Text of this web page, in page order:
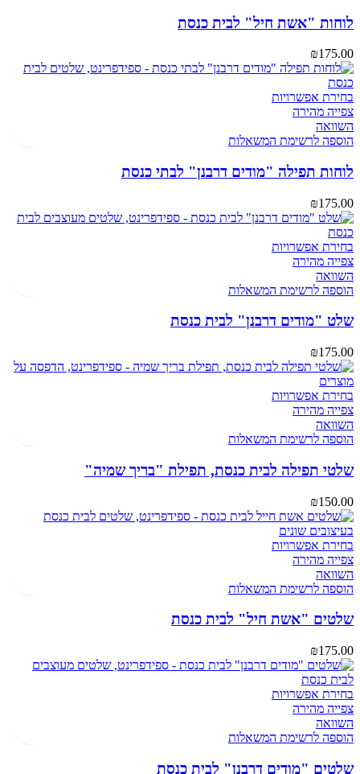
לוחות "אשת חיל" לבית כנסת
₪175.00
בחירת אפשרויות
צפייה מהירה
השוואה
הוספה לרשימת המשאלות
לוחות תפילה "מודים דרבנן" לבתי כנסת
₪175.00
בחירת אפשרויות
צפייה מהירה
השוואה
הוספה לרשימת המשאלות
שלט "מודים דרבנן" לבית כנסת
₪175.00
בחירת אפשרויות
צפייה מהירה
השוואה
הוספה לרשימת המשאלות
שלטי תפילה לבית כנסת, תפילת "בריך שמיה"
₪150.00
בחירת אפשרויות
צפייה מהירה
השוואה
הוספה לרשימת המשאלות
שלטים "אשת חיל" לבית כנסת
₪175.00
בחירת אפשרויות
צפייה מהירה
השוואה
הוספה לרשימת המשאלות
שלטים "מודים דרבנן" לבית כנסת